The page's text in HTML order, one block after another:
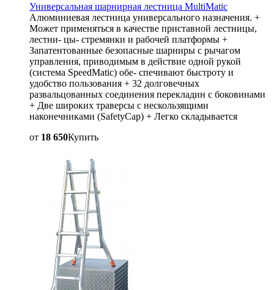
Универсальная шарнирная лестница MultiMatic
Алюминиевая лестница универсального назначения. +
Может применяться в качестве приставной лестницы,
лестни- цы- стремянки и рабочей платформы +
Запатентованные безопасные шарниры с рычагом
управления, приводимым в действие одной рукой
(система SpeedMatic) обе- спечивают быстроту и
удобство пользования + 32 долговечных
развальцованных соединения перекладин с боковинами
+ Две широких траверсы с нескользящими
наконечниками (SafetyCap) + Легко складывается
от 18 650Купить